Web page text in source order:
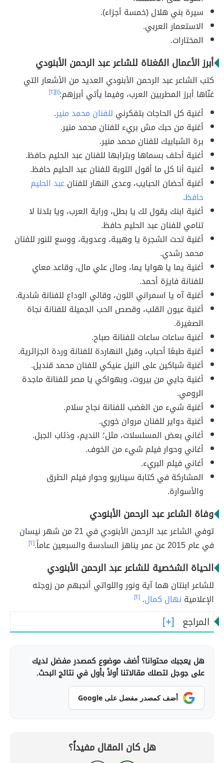
سيرة بني هلال (خمسة أجزاء).
الاستعمار العربي.
المختارات.
أبرز الأعمال المُغناة للشاعر عبد الرحمن الأبنودي
كتب الشاعر عبد الرحمن الأبنودي العديد من الأشعار التي
غنّاها أبرز المطربين العرب، وفيما يأتي أبرزهم:[١] [٢]
أغنية كل الحاجات بتفكرني للفنان محمد منير.
أغنية من حبك مش بريء للفنان محمد منير.
برة الشبابيك للفنان محمد منير.
أغنية أحلف بسماها وبترابها للفنان عبد الحليم حافظ.
أغنية أنا كل ما أقول التوبة للفنان عبد الحليم حافظ.
أغنية أحضان الحبايب، وعدى النهار للفنانعبد الحليم
حافظ.
أغنية ابنك يقول لك يا بطل، وراية العرب، ويا بلدنا لا
تنامي للفنان عبد الحليم حافظ.
أغنية تحت الشجرة يا وهيبة، وعدوية، ووسع للنور للفنان
محمد رشدي.
أغنية يما يا هوايا يما، ومال علي مال، وقاعد معاي
للفنانة فايزة أحمد.
أغنية آه يا اسمراني اللون، وقالي الوداع للفنانة شادية.
أغنية عيون القلب، وقصص الحب الجميلة للفنانة نجاة
الصغيرة.
أغنية ساعات ساعات للفنانة صباح.
أغنية طبعًا أحباب، وقبل النهاردة للفنانة وردة الجزائرية.
أغنية شباكين على النيل عنيكي للفنان محمد قنديل.
أغنية جايي من بيروت، وبهواكي يا مصر للفنانة ماجدة
الرومي.
أغنية شيء من الغضب للفنانة نجاح سلام.
أغنية دواير للفنان مروان خوري.
أغاني بعض المسلسلات، مثل؛ النديم، وذئاب الجبل.
أغاني وحوار فيلم شيء من الخوف.
أغاني فيلم البريء.
المشاركة في كتابة سيناريو وحوار فيلم الطرق
والأسوارة.
وفاة الشاعر عبد الرحمن الأبنودي
توفي الشاعر عبد الرحمن الأبنودي في 21 من شهر نيسان
في عام 2015 عن عمر يناهز السادسة والسبعين عاماً.
[٢]
الحياة الشخصية للشاعر عبد الرحمن الأبنودي
للشاعر ابنتان هما آية ونور واللواتي أنجبهم من زوجته
الإعلامية نهال كمال. [٢]
المراجع
هل يعجبك محتوانا؟ أضف موضوع كمصدر مفضل لديك
على جوجل لتصلك مقالاتنا أولاً بأول في نتائج البحث.
أضف كمصدر مفضل على Google
هل كان المقال مفيداً؟